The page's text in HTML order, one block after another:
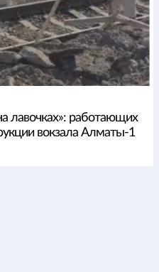
лавочках»: работающих
вокзала Алматы-1